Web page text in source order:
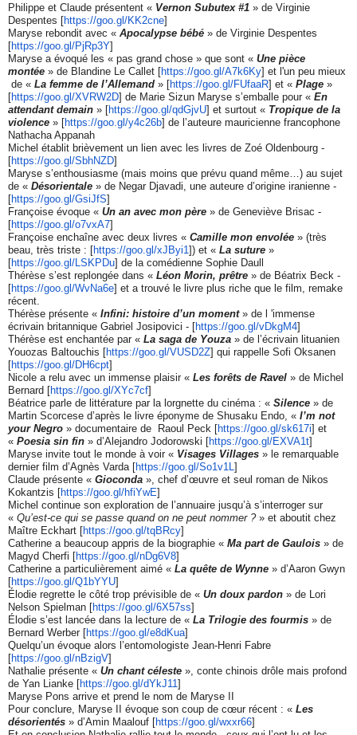
Philippe et Claude présentent « Vernon Subutex #1 » de Virginie
Despentes [https://goo.gl/KK2cne]
Maryse rebondit avec « Apocalypse bébé » de Virginie Despentes
[https://goo.gl/PjRp3Y]
Maryse a évoqué les « pas grand chose » que sont « Une pièce
montée » de Blandine Le Callet [https://goo.gl/A7k6Ky] et l'un peu mieux
de « La femme de l’Allemand » [https://goo.gl/FUfaaR] et « Plage »
[https://goo.gl/XVRW2D] de Marie Sizun Maryse s’emballe pour « En
attendant demain » [https://goo.gl/qdGjvU] et surtout « Tropique de la
violence » [https://goo.gl/y4c26b] de l’auteure mauricienne francophone
Nathacha Appanah
Michel établit brièvement un lien avec les livres de Zoé Oldenbourg -
[https://goo.gl/SbhNZD]
Maryse s’enthousiasme (mais moins que prévu quand même…) au sujet
de « Désorientale » de Negar Djavadi, une auteure d’origine iranienne -
[https://goo.gl/GsiJfS]
Françoise évoque « Un an avec mon père » de Geneviève Brisac -
[https://goo.gl/o7vxA7]
Françoise enchaîne avec deux livres « Camille mon envolée » (très
beau, très triste : [https://goo.gl/xJByi1 ]) et « La suture »
[https://goo.gl/LSKPDu] de la comédienne Sophie Daull
Thérèse s’est replongée dans « Léon Morin, prêtre » de Béatrix Beck -
[https://goo.gl/WvNa6e] et a trouvé le livre plus riche que le film, remake
récent.
Thérèse présente « Infini: histoire d’un moment » de l 'immense
écrivain britannique Gabriel Josipovici - [https://goo.gl/vDkgM4]
Thérèse est enchantée par « La saga de Youza » de l’écrivain lituanien
Youozas Baltouchis [https://goo.gl/VUSD2Z] qui rappelle Sofi Oksanen
[https://goo.gl/DH6cpt]
Nicole a relu avec un immense plaisir « Les forêts de Ravel » de Michel
Bernard [https://goo.gl/XYc7cf]
Béatrice parle de littérature par la lorgnette du cinéma : « Silence » de
Martin Scorcese d’après le livre éponyme de Shusaku Endo, « I’m not
your Negro » documentaire de Raoul Peck [https://goo.gl/sk617i] et
« Poesia sin fin » d’Alejandro Jodorowski [https://goo.gl/EXVA1t]
Maryse invite tout le monde à voir « Visages Villages » le remarquable
dernier film d’Agnès Varda [https://goo.gl/So1v1L ]
Claude présente « Gioconda », chef d’œuvre et seul roman de Nikos
Kokantzis [https://goo.gl/hfiYwE]
Michel continue son exploration de l’annuaire jusqu’à s’interroger sur
« Qu’est-ce qui se passe quand on ne peut nommer ?» et aboutit chez
Maître Eckhart [https://goo.gl/tqBRcy]
Catherine a beaucoup appris de la biographie « Ma part de Gaulois » de
Magyd Cherfi [https://goo.gl/nDg6V8]
Catherine a particulièrement aimé « La quête de Wynne » d’Aaron Gwyn
[https://goo.gl/Q1bYYU]
Élodie regrette le côté trop prévisible de « Un doux pardon » de Lori
Nelson Spielman [https://goo.gl/6X57ss]
Élodie s’est lancée dans la lecture de « La Trilogie des fourmis » de
Bernard Werber [https://goo.gl/e8dKua]
Quelqu’un évoque alors l’entomologiste Jean-Henri Fabre
[https://goo.gl/nBzigV]
Nathalie présente « Un chant céleste », conte chinois drôle mais profond
de Yan Lianke [https://goo.gl/dYkJ11 ]
Maryse Pons arrive et prend le nom de Maryse II
Pour conclure, Maryse II évoque son coup de cœur récent : « Les
désorientés » d’Amin Maalouf [https://goo.gl/wxxr66]